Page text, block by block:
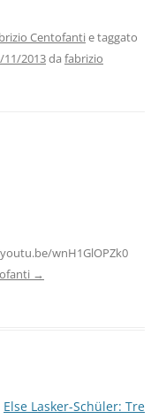
vi
di
Centofantie taggato
11/2013da fabrizio
wnH1GlOPZk0
→
Else Lasker-Schüler: Tre